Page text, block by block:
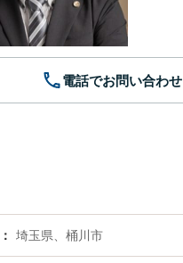
電話でお問い合わせ
埼玉県、桶川市